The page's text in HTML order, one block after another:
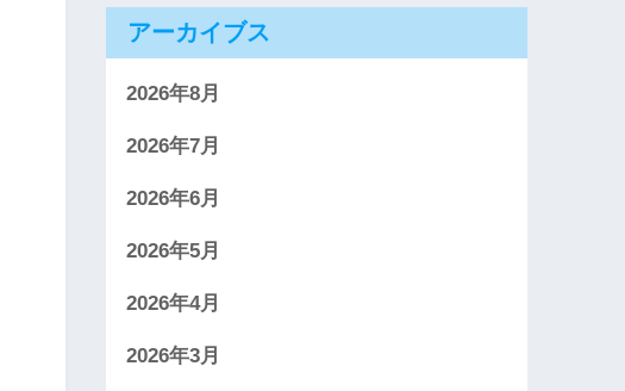
アーカイブス
2026年8月
2026年7月
2026年6月
2026年5月
2026年4月
2026年3月